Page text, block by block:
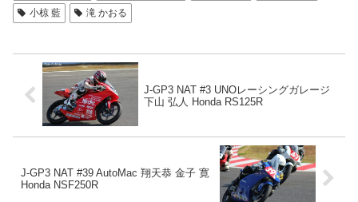
小椋 藍
滝 かおる
J-GP3 NAT #3 UNOレーシングガレージ
下山 弘人 Honda RS125R
J-GP3 NAT #39 AutoMac 翔天恭 金子 寛
Honda NSF250R